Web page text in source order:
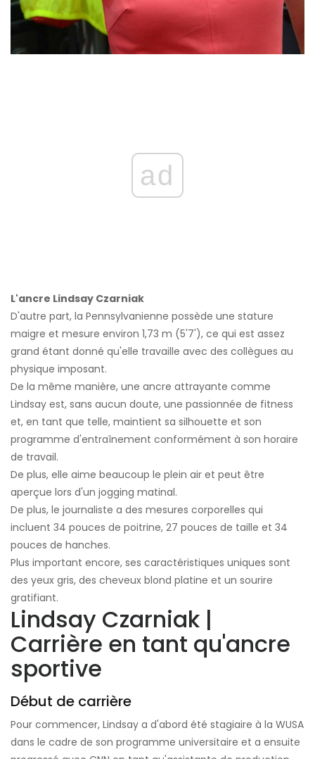
ad
L'ancre Lindsay Czarniak
D'autre part, la Pennsylvanienne possède une stature
maigre et mesure environ 1,73 m (5'7'), ce qui est assez
grand étant donné qu'elle travaille avec des collègues au
physique imposant.
De la même manière, une ancre attrayante comme
Lindsay est, sans aucun doute, une passionnée de fitness
et, en tant que telle, maintient sa silhouette et son
programme d'entraînement conformément à son horaire
de travail.
De plus, elle aime beaucoup le plein air et peut être
aperçue lors d'un jogging matinal.
De plus, le journaliste a des mesures corporelles qui
incluent 34 pouces de poitrine, 27 pouces de taille et 34
pouces de hanches.
Plus important encore, ses caractéristiques uniques sont
des yeux gris, des cheveux blond platine et un sourire
gratifiant.
Lindsay Czarniak |
Carrière en tant qu'ancre
sportive
Début de carrière
Pour commencer, Lindsay a d'abord été stagiaire à la WUSA
dans le cadre de son programme universitaire et a ensuite